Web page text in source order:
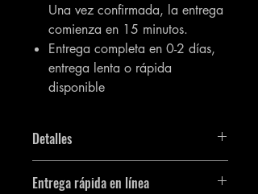
Una vez confirmada, la entrega
comienza en 15 minutos.
Entrega completa en 0-2 días,
entrega lenta o rápida
disponible
Detalles
de Twitter.
Entrega rápida en línea